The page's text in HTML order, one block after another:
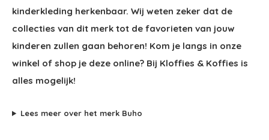
kinderkleding herkenbaar. Wij weten zeker dat de
collecties van dit merk tot de favorieten van jouw
kinderen zullen gaan behoren! Kom je langs in onze
winkel of shop je deze online? Bij Kloffies & Koffies is
alles mogelijk!
Lees meer over het merk Buho